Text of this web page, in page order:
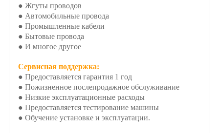
● Жгуты проводов
● Автомобильные провода
● Промышленные кабели
● Бытовые провода
● И многое другое
Сервисная поддержка:
● Предоставляется гарантия 1 год
● Пожизненное послепродажное обслуживание
● Низкие эксплуатационные расходы
● Предоставляется тестирование машины
● Обучение установке и эксплуатации.